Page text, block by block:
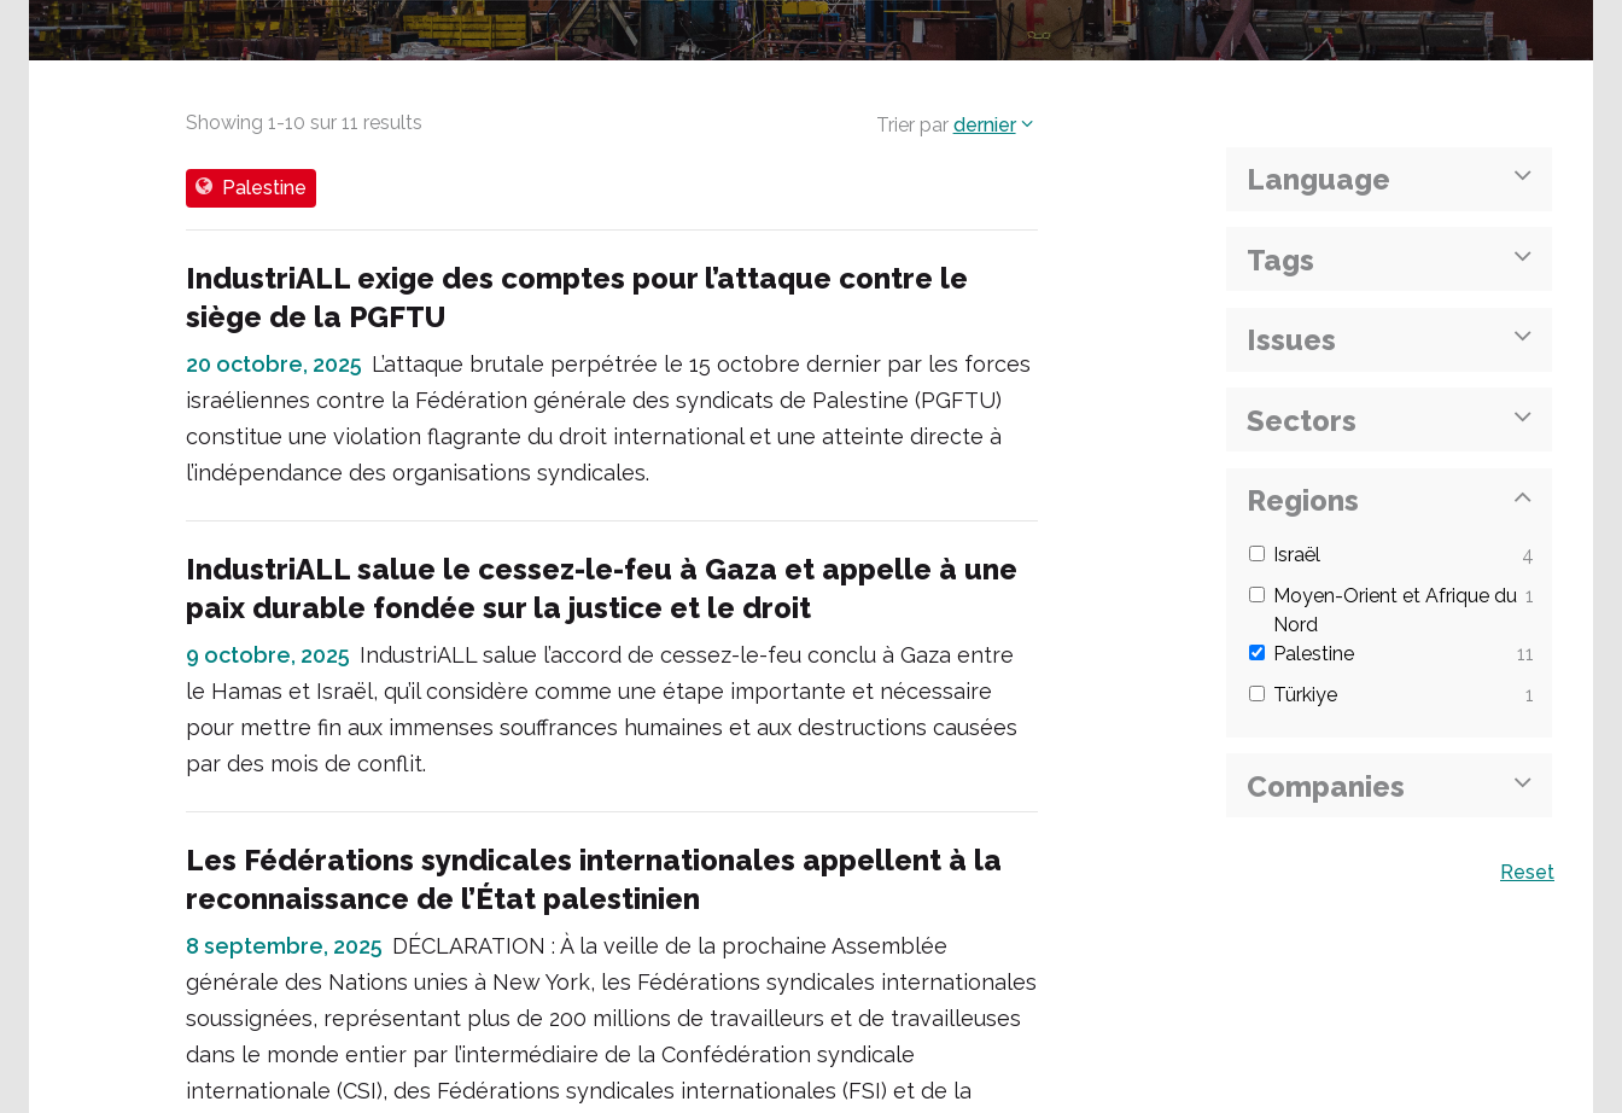
Showing 1-10 sur 11 results Trier par dernier
Palestine
IndustriALL exige des comptes pour l’attaque contre le
siège de la PGFTU
20 octobre, 2025 L’attaque brutale perpétrée le 15 octobre dernier par les forces
israéliennes contre la Fédération générale des syndicats de Palestine (PGFTU)
constitue une violation flagrante du droit international et une atteinte directe à
l’indépendance des organisations syndicales.
IndustriALL salue le cessez-le-feu à Gaza et appelle à une
paix durable fondée sur la justice et le droit
9 octobre, 2025 IndustriALL salue l’accord de cessez-le-feu conclu à Gaza entre
le Hamas et Israël, qu’il considère comme une étape importante et nécessaire
pour mettre fin aux immenses souffrances humaines et aux destructions causées
par des mois de conflit.
Les Fédérations syndicales internationales appellent à la
reconnaissance de l’État palestinien
8 septembre, 2025 DÉCLARATION : À la veille de la prochaine Assemblée
générale des Nations unies à New York, les Fédérations syndicales internationales
soussignées, représentant plus de 200 millions de travailleurs et de travailleuses
dans le monde entier par l’intermédiaire de la Confédération syndicale
internationale (CSI), des Fédérations syndicales internationales (FSI) et de la
Language
Tags
Issues
Sectors
Regions
Israël
4
Moyen-Orient et Afrique du
Nord
1
Palestine
11
Türkiye
1
Companies
Reset